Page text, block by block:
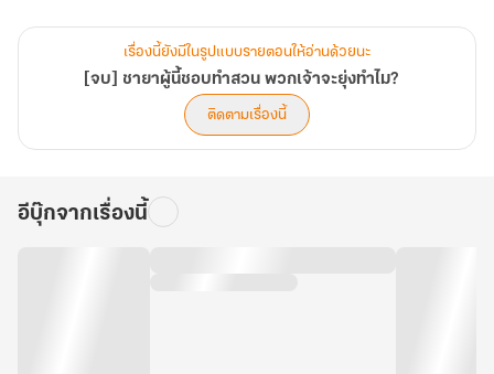
เรื่องนี้ยังมีในรูปแบบรายตอนให้อ่านด้วยนะ
[จบ] ชายาผู้นี้ชอบทำสวน พวกเจ้าจะยุ่งทำไม?
ติดตามเรื่องนี้
อีบุ๊กจากเรื่องนี้